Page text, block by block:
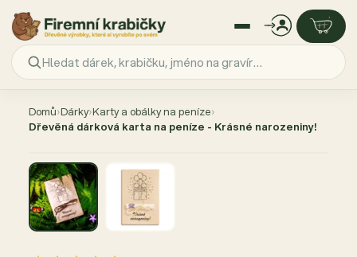
obsah
Domů›Dárky›Karty a obálky na peníze›
Dřevěná dárková karta na peníze - Krásné narozeniny!
AKCE −40 %